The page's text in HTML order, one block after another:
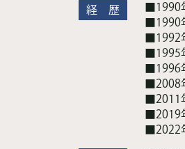
経 歴 ■1990
■1990
■1992
■1995
■1996
■2008
■2011
■2019
■2022